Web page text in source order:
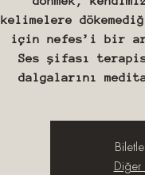
kelimelere
için nefes’i bir
Ses şifası
dalgalarını
Diğer